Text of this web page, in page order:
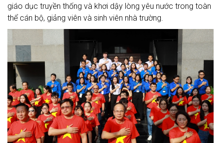
giáo dục truyền thống và khơi dậy lòng yêu nước trong toàn
thể cán bộ, giảng viên và sinh viên nhà trường.